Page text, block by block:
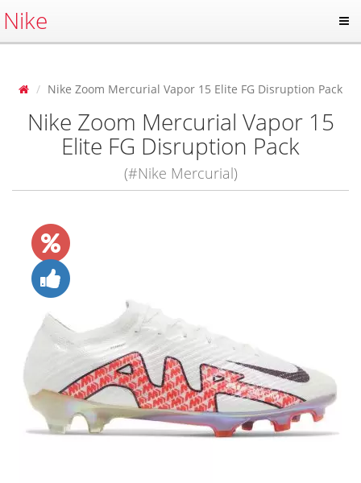
Nike
Nike Zoom Mercurial Vapor 15 Elite FG Disruption Pack
Nike Zoom Mercurial Vapor 15
Elite FG Disruption Pack
(#Nike Mercurial)